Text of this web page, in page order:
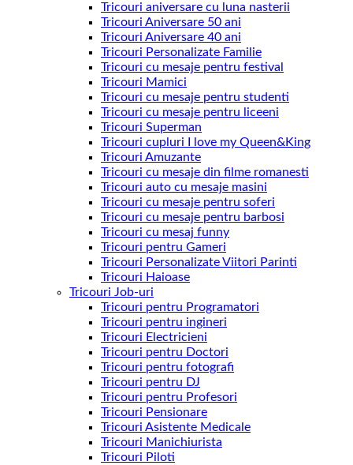
Tricouri aniversare cu luna nasterii
Tricouri Aniversare 50 ani
Tricouri Aniversare 40 ani
Tricouri Personalizate Familie
Tricouri cu mesaje pentru festival
Tricouri Mamici
Tricouri cu mesaje pentru studenti
Tricouri cu mesaje pentru liceeni
Tricouri Superman
Tricouri cupluri I love my Queen&King
Tricouri Amuzante
Tricouri cu mesaje din filme romanesti
Tricouri auto cu mesaje masini
Tricouri cu mesaje pentru soferi
Tricouri cu mesaje pentru barbosi
Tricouri cu mesaj funny
Tricouri pentru Gameri
Tricouri Personalizate Viitori Parinti
Tricouri Haioase
Tricouri Job-uri
Tricouri pentru Programatori
Tricouri pentru ingineri
Tricouri Electricieni
Tricouri pentru Doctori
Tricouri pentru fotografi
Tricouri pentru DJ
Tricouri pentru Profesori
Tricouri Pensionare
Tricouri Asistente Medicale
Tricouri Manichiurista
Tricouri Piloti